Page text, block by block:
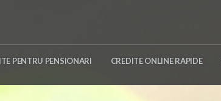
PENTRU PENSIONARI CREDITE ONLINE RAPIDE